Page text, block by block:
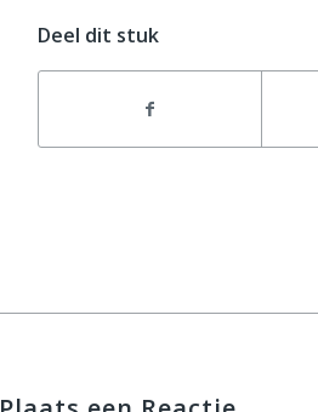
Deel dit stuk